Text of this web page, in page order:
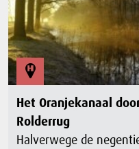
Het Oranjekanaal
Rolderrug
Halverwege de